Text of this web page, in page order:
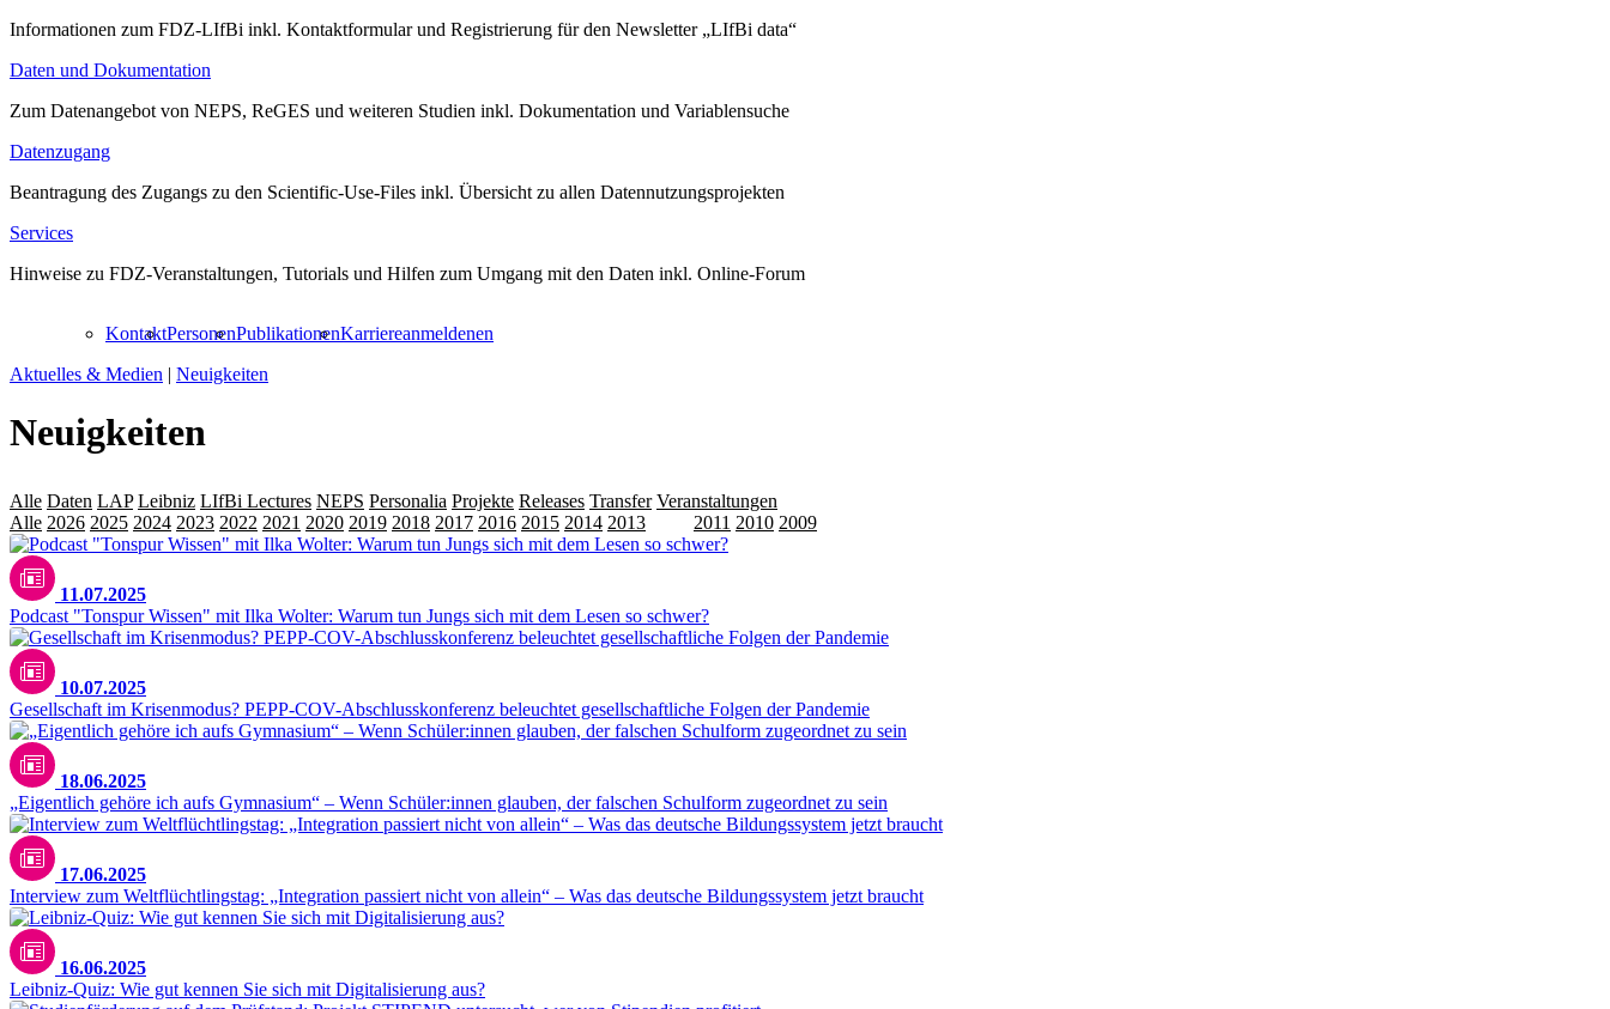
Informationen zum FDZ-LIfBi inkl. Kontaktformular und Registrierung für den Newsletter „LIfBi data“
Daten und Dokumentation
Zum Datenangebot von NEPS, ReGES und weiteren Studien inkl. Dokumentation und Variablensuche
Datenzugang
Beantragung des Zugangs zu den Scientific-Use-Files inkl. Übersicht zu allen Datennutzungsprojekten
Services
Hinweise zu FDZ-Veranstaltungen, Tutorials und Hilfen zum Umgang mit den Daten inkl. Online-Forum
KontaktPersonenPublikationenKarriereanmeldenen
Aktuelles & Medien | Neuigkeiten
Neuigkeiten
Alle Daten LAP Leibniz LIfBi Lectures NEPS Personalia Projekte Releases Transfer Veranstaltungen
Alle 2026 2025 2024 2023 2022 2021 2020 2019 2018 2017 2016 2015 2014 2013 2011 2010 2009
11.07.2025
Podcast "Tonspur Wissen" mit Ilka Wolter: Warum tun Jungs sich mit dem Lesen so schwer?
10.07.2025
Gesellschaft im Krisenmodus? PEPP-COV-Abschlusskonferenz beleuchtet gesellschaftliche Folgen der Pandemie
18.06.2025
„Eigentlich gehöre ich aufs Gymnasium“ – Wenn Schüler:innen glauben, der falschen Schulform zugeordnet zu sein
17.06.2025
Interview zum Weltflüchtlingstag: „Integration passiert nicht von allein“ – Was das deutsche Bildungssystem jetzt braucht
16.06.2025
Leibniz-Quiz: Wie gut kennen Sie sich mit Digitalisierung aus?